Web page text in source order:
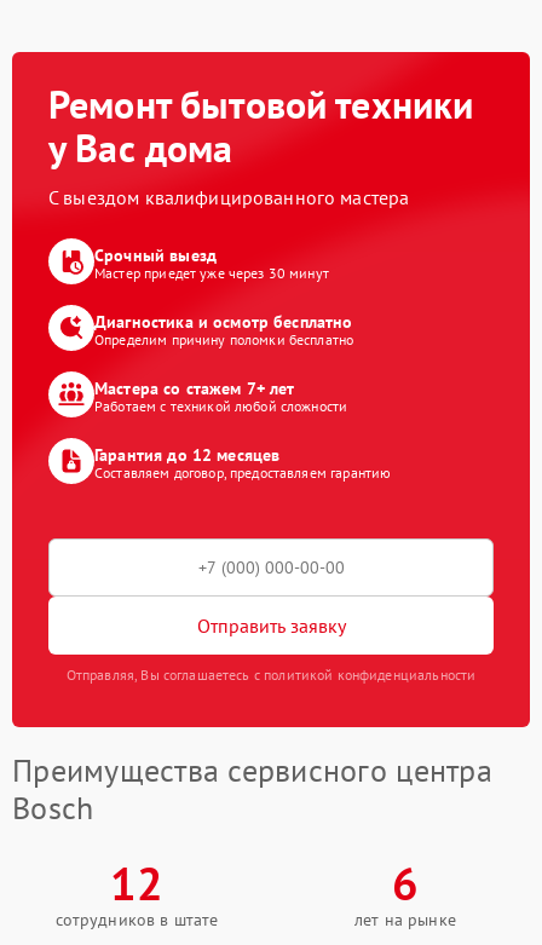
Ремонт бытовой техники
у Вас дома
С выездом квалифицированного мастера
Срочный выезд
Мастер приедет уже через 30 минут
Диагностика и осмотр бесплатно
Определим причину поломки бесплатно
Мастера со стажем 7+ лет
Работаем с техникой любой сложности
Гарантия до 12 месяцев
Составляем договор, предоставляем гарантию
Отправить заявку
Отправляя, Вы соглашаетесь с политикой конфиденциальности
Преимущества сервисного центра
Bosch
12
сотрудников в штате
6
лет на рынке